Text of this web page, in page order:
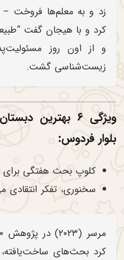
کرد و با هیجان گفت
و از اون روز
زیست‌شناسی گشت.
ویژگی ۶ بهترین
بلوار فردوس:
کلوپ بحث هفتگی برای
سخنوری، تفکر انتقادی
کرد بحث‌های ساخت‌یافته،